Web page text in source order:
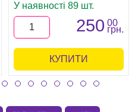
У наявності 89 шт.
250 00
грн.
КУПИТИ